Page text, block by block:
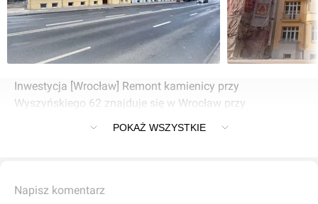
Inwestycja [Wrocław] Remont kamienicy przy
Wyszyńskiego 62 znajduje się w Wrocław przy
POKAŻ WSZYSTKIE
Napisz komentarz